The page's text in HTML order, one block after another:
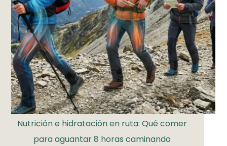
Nutrición e hidratación en ruta: Qué comer
para aguantar 8 horas caminando